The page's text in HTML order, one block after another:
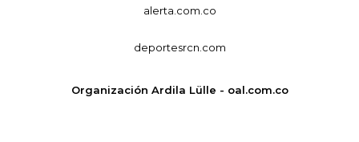
alerta.com.co
deportesrcn.com
Organización Ardila Lülle - oal.com.co